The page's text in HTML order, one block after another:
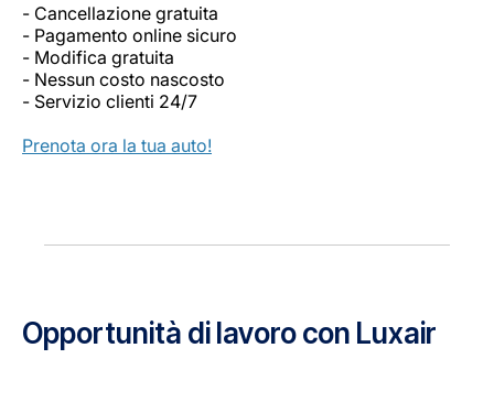
- Cancellazione gratuita
- Pagamento online sicuro
- Modifica gratuita
- Nessun costo nascosto
- Servizio clienti 24/7
Prenota ora la tua auto!
Opportunità di lavoro con Luxair